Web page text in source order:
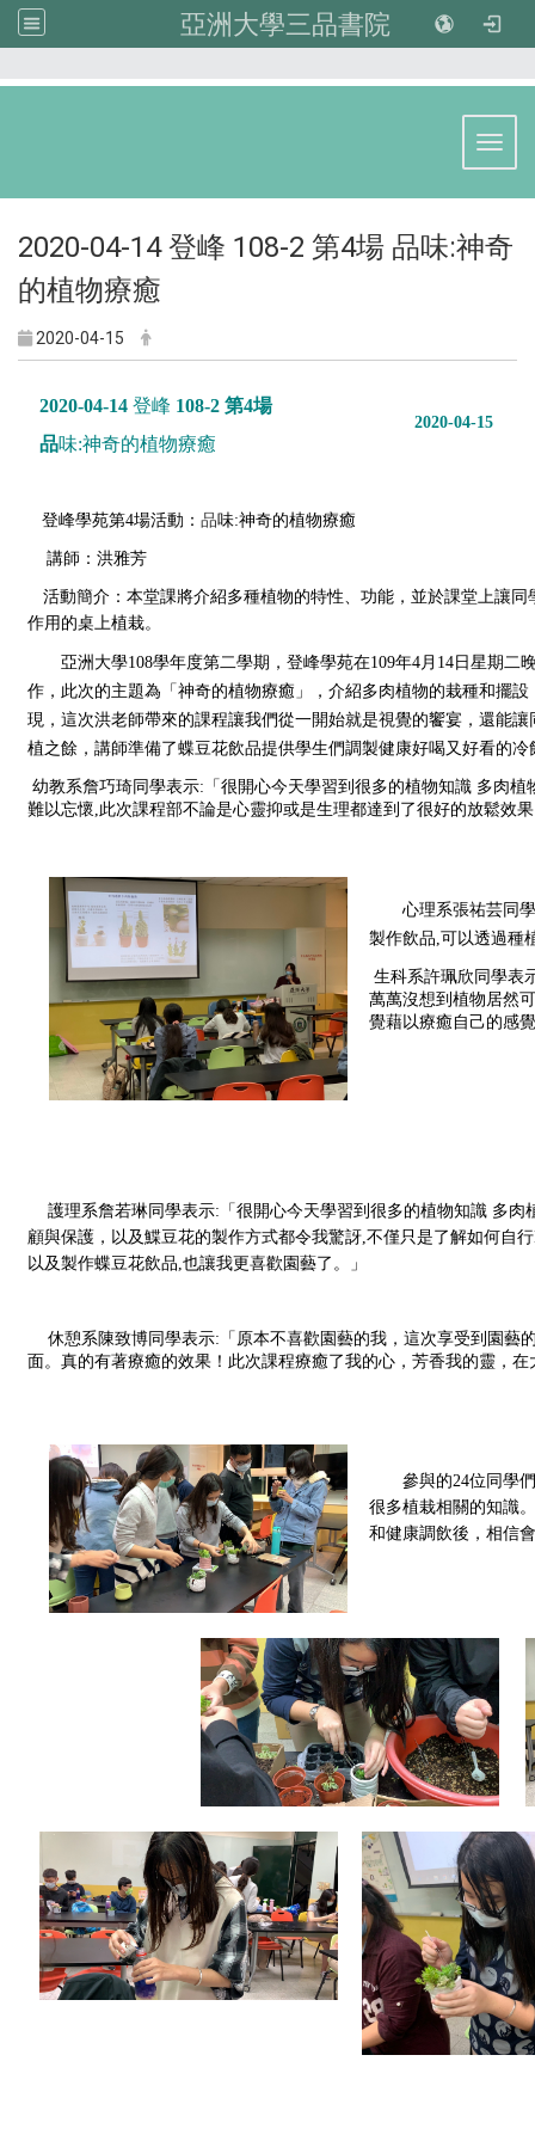
亞洲大學三品書院
2020-04-14 登峰 108-2 第4場 品味:神奇
的植物療癒
2020-04-15
2020-04-14 登峰 108-2 第4場
品味:神奇的植物療癒
2020-04-15
登峰學苑第4場活動： 品味:神奇的植物療癒
講師： 洪雅芳
活動簡介： 本堂課將介紹多種植物的特性、功能，並於課堂上讓
作用的桌上植栽。
亞洲大學108學年度第二學期，登峰學苑在109年4月14日星期
作，此次的主題為「神奇的植物療癒」，介紹多肉植物的栽種和擺
現，這次洪老師帶來的課程讓我們從一開始就是視覺的饗宴，還能
植之餘，講師準備了蝶豆花飲品提供學生們調製健康好喝又好看的冷
難以忘懷,此次課程部不論是心靈抑或是生理都達到了很好的放鬆效
心理系張祐芸同
製作飲品,可以透過種
萬萬沒想到植物居然
覺藉以療癒自己的感
護理系詹若琳同學表示:「很開心今天學習到很多的植物知識 多肉
顧與保護，以及鰈豆花的製作方式都令我驚訝,不僅只是了解如何自
以及製作蝶豆花飲品,也讓我更喜歡園藝了。」
面。真的有著療癒的效果！此次課程療癒了我的心，芳香我的靈，
參與的24位同學
很多植栽相關的知識
和健康調飲後，相信